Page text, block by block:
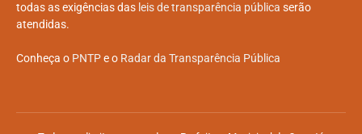
todas as exigências das leis de transparência pública serão
atendidas.
Conheça o PNTPe o Radar da Transparência Pública